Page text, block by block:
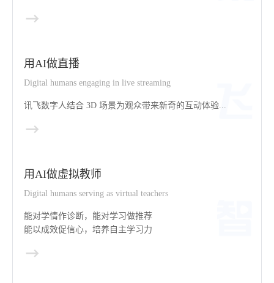
用AI做直播
Digital humans engaging in live streaming
讯飞数字人结合 3D 场景为观众带来新奇的互动体验...
用AI做虚拟教师
Digital humans serving as virtual teachers
能对学情作诊断，能对学习做推荐
能以成效促信心，培养自主学习力